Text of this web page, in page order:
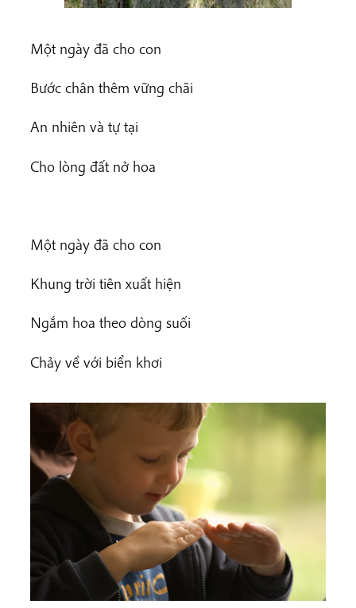
Một ngày đã cho con
Bước chân thêm vững chãi
An nhiên và tự tại
Cho lòng đất nở hoa
Một ngày đã cho con
Khung trời tiên xuất hiện
Ngắm hoa theo dòng suối
Chảy về với biển khơi